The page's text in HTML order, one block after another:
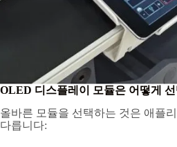
OLED 디스플레이 모듈은 어떻게
올바른 모듈을 선택하는 것은 애플
다릅니다: